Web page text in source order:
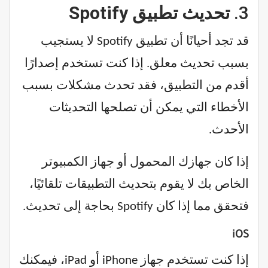
3. تحديث تطبيق Spotify
قد تجد أحيانًا أن تطبيق Spotify لا يستجيب
بسبب تحديث معلق. إذا كنت تستخدم إصدارًا
أقدم من التطبيق، فقد تحدث مشكلات بسبب
الأخطاء التي يمكن أن تصلحها التحديثات
الأحدث.
إذا كان جهازك المحمول أو جهاز الكمبيوتر
الخاص بك لا يقوم بتحديث التطبيقات تلقائيًا،
فتحقق مما إذا كان Spotify بحاجة إلى تحديث.
iOS
إذا كنت تستخدم جهاز iPhone أو iPad، فيمكنك